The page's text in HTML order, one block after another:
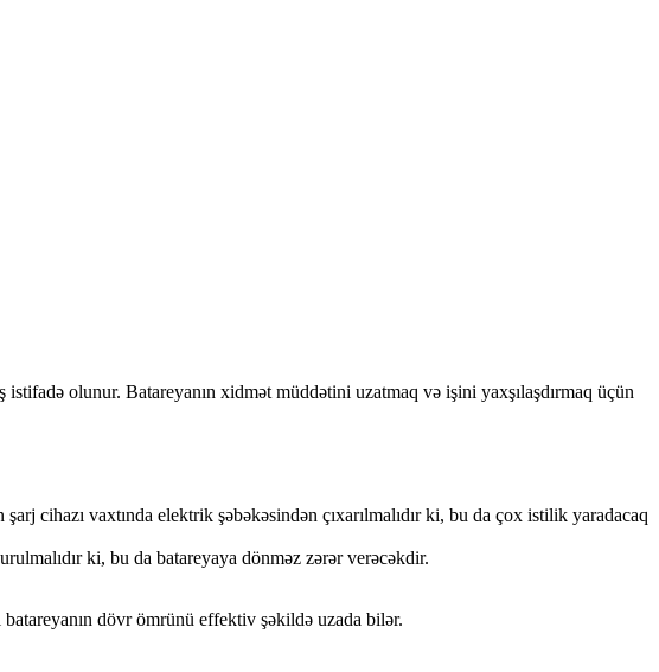
olunur. Batareyanın xidmət müddətini uzatmaq və işini yaxşılaşdırmaq üçün
cihazı vaxtında elektrik şəbəkəsindən çıxarılmalıdır ki, bu da çox istilik yaradacaq
ki, bu da batareyaya dönməz zərər verəcəkdir.
dövr ömrünü effektiv şəkildə uzada bilər.